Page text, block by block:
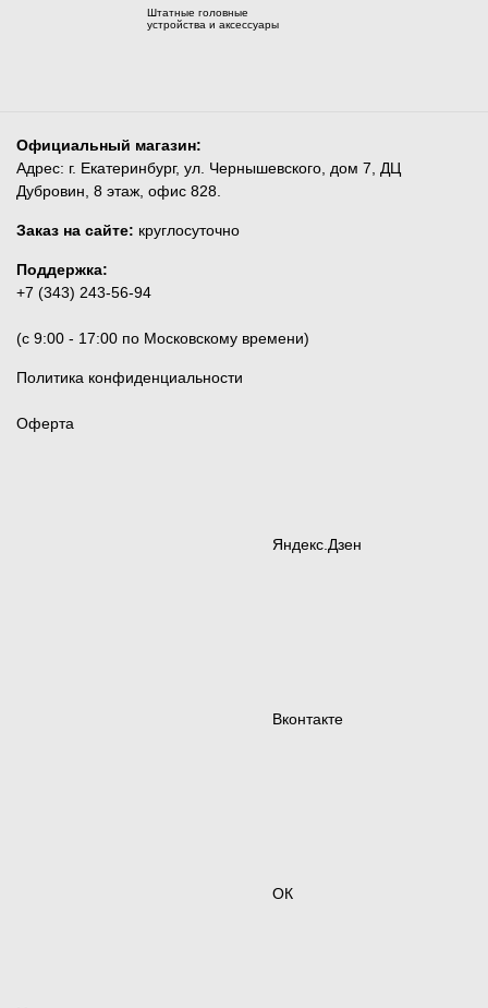
Штатные головные
устройства и аксессуары
Официальный магазин:
Адрес: г. Екатеринбург, ул. Чернышевского, дом 7, ДЦ
Дубровин, 8 этаж, офис 828.
Заказ на сайте: круглосуточно
Поддержка:
+7 (343) 243-56-94
(c 9:00 - 17:00 по Московскому времени)
Политика конфиденциальности
Оферта
Яндекс.Дзен
Вконтакте
ОК